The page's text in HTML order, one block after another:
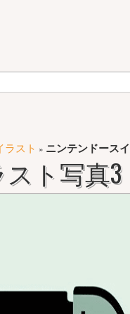
ラスト » ニンテンドース
ト写真3